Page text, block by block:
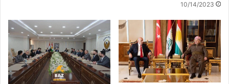
10/14/2023